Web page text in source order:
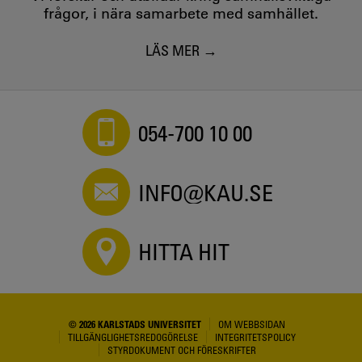
frågor, i nära samarbete med samhället.
LÄS MER
054-700 10 00
INFO@KAU.SE
HITTA HIT
© 2026 KARLSTADS UNIVERSITET
OM WEBBSIDAN
TILLGÄNGLIGHETSREDOGÖRELSE
INTEGRITETSPOLICY
STYRDOKUMENT OCH FÖRESKRIFTER